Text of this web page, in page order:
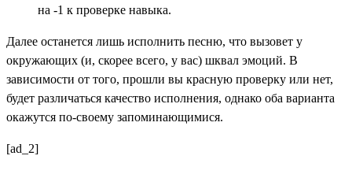
на -1 к проверке навыка.
Далее останется лишь исполнить песню, что вызовет у
окружающих (и, скорее всего, у вас) шквал эмоций. В
зависимости от того, прошли вы красную проверку или нет,
будет различаться качество исполнения, однако оба варианта
окажутся по-своему запоминающимися.
[ad_2]